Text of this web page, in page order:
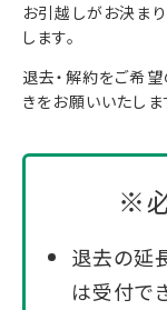
お引越しがお決ま
します。
退去・解約をご希
きをお願いいたしま
※
退去の延
は受付で